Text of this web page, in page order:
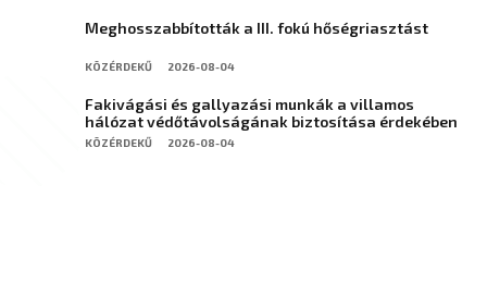
Meghosszabbították a III. fokú hőségriasztást
KÖZÉRDEKŰ 2026-08-04
Fakivágási és gallyazási munkák a villamos
hálózat védőtávolságának biztosítása érdekében
KÖZÉRDEKŰ 2026-08-04